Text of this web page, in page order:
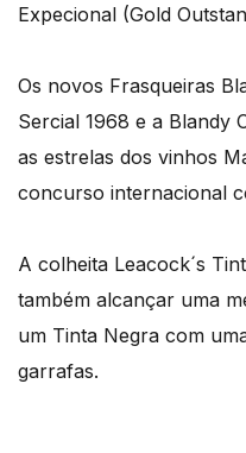
Expecional (Gold
Os novos Frasqueiras
Sercial 1968 e a Blandy
as estrelas dos vinhos
concurso internacional
A colheita Leacock´s
também alcançar uma
um Tinta Negra com
garrafas.